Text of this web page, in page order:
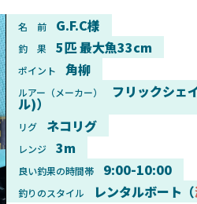
名 前 G.F.C様
釣 果 5匹 最大魚33cm
ポイント 角柳
ルアー（メーカー） フリックシェ
ル)）
リグ ネコリグ
レンジ 3m
良い釣果の時間帯 9:00-10:00
釣りのスタイル レンタルボート（
DAIWA ふく魚／ちび
初心者におすすめ！
2025年9月16日
解説！